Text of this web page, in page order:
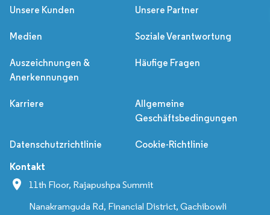
Unsere Kunden Unsere Partner
Medien Soziale Verantwortung
Auszeichnungen &
Anerkennungen
Häufige Fragen
Karriere
Allgemeine
Geschäftsbedingungen
Datenschutzrichtlinie Cookie-Richtlinie
Kontakt
11th Floor, Rajapushpa Summit
Nanakramguda Rd, Financial District, Gachibowli